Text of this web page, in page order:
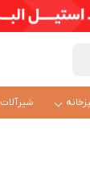
شیرآلات